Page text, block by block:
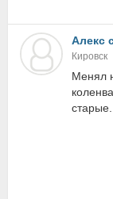
Алекс
Кировск
Менял
старые.